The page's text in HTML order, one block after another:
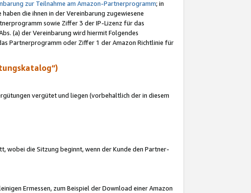
zur Teilnahme am Amazon-Partnerprogramm; in
die ihnen in der Vereinbarung zugewiesene
sowie Ziffer 3 der IP-Lizenz für das
(a) der Vereinbarung wird hiermit Folgendes
Partnerprogramm oder Ziffer 1 der Amazon Richtlinie für
vergütet und liegen (vorbehaltlich der in diesem
wobei die Sitzung beginnt, wenn der Kunde den Partner-
Ermessen, zum Beispiel der Download einer Amazon